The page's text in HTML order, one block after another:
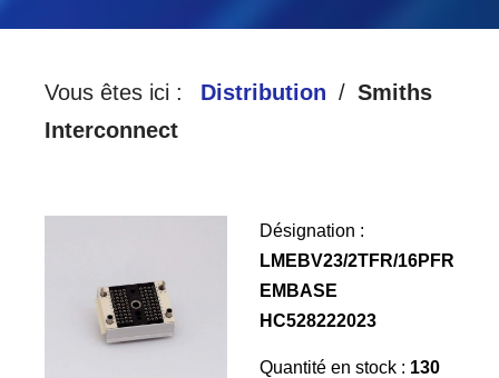
Vous êtes ici : Distribution
Smiths
Interconnect
Désignation :
LMEBV23/2TFR/16PFR
EMBASE
HC528222023
Quantité en stock : 130